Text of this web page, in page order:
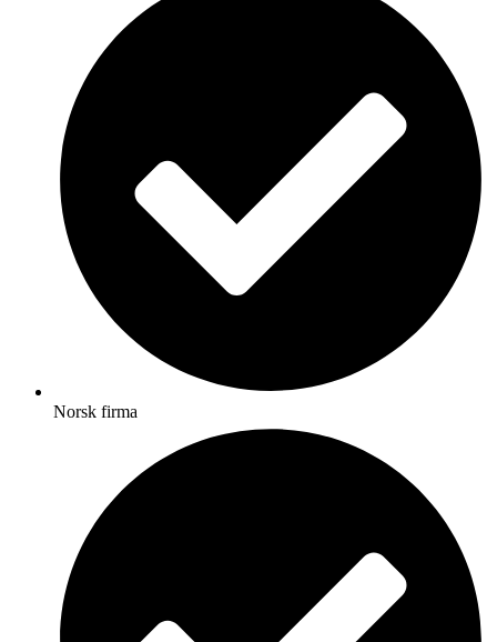
Norsk firma